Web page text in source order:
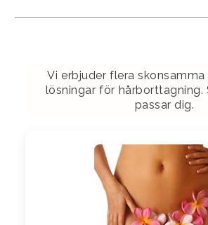
Vi erbjuder flera
lösningar för hårborttagning.
passar dig.